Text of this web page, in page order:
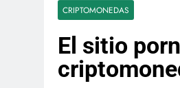
CRIPTOMONEDAS
El sitio